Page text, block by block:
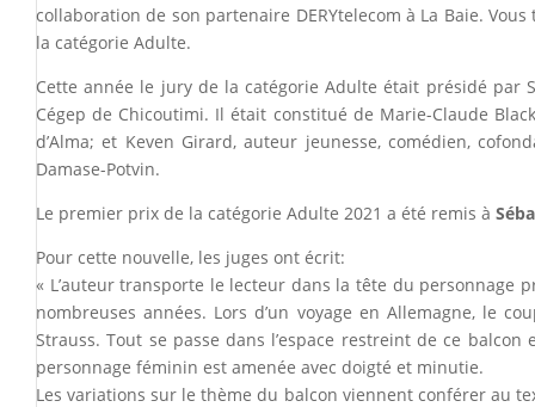
collaboration de son partenaire DERYtelecom à La Baie.
la catégorie Adulte.
Cette année le jury de la catégorie Adulte était présidé par
Cégep de Chicoutimi. Il était constitué de Marie-Claude
d’Alma; et Keven Girard, auteur jeunesse, comédien,
Damase-Potvin.
Le premier prix de la catégorie Adulte 2021 a été remis à
Pour cette nouvelle, les juges ont écrit:
« L’auteur transporte le lecteur dans la tête du
nombreuses années. Lors d’un voyage en Allemagne, le
Strauss. Tout se passe dans l’espace restreint de ce
personnage féminin est amenée avec doigté et minutie.
Les variations sur le thème du balcon viennent conférer au